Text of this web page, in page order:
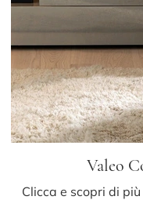
Valeo